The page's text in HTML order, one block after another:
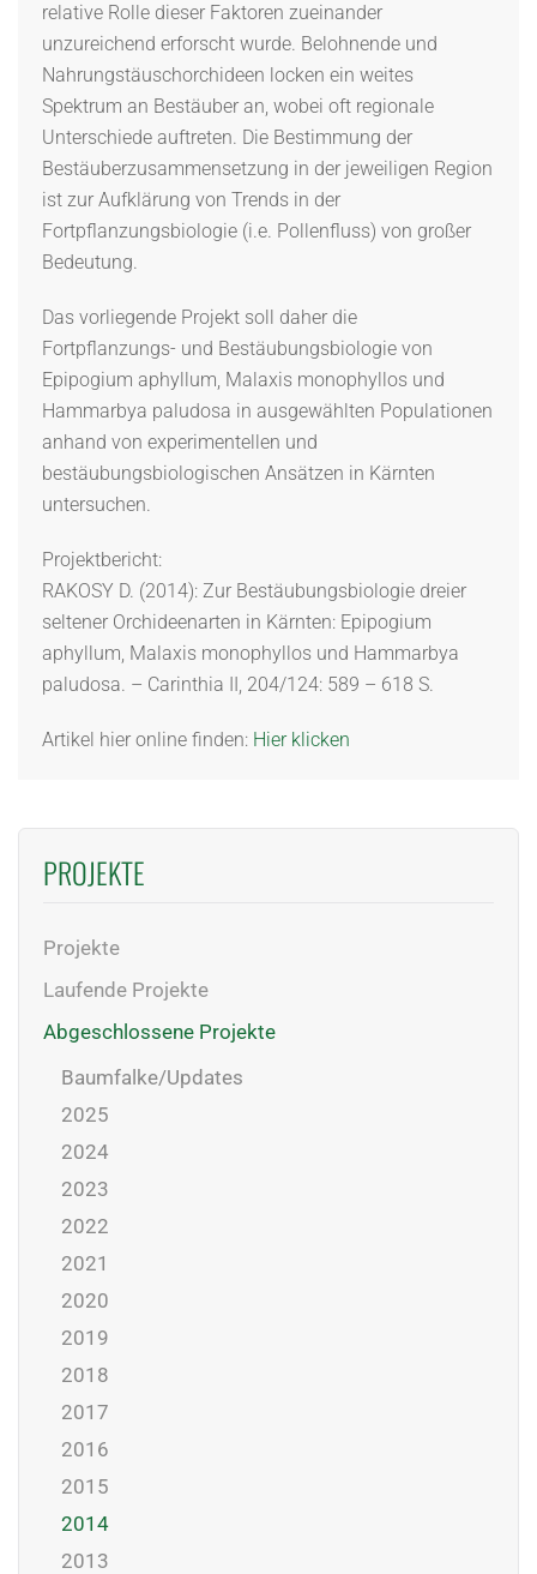
PROJEKTE
Projekte
Laufende Projekte
Abgeschlossene Projekte
Baumfalke/Updates
2025
2024
2023
2022
2021
2020
2019
2018
2017
2016
2015
2014
2013
relative Rolle dieser Faktoren zueinander
unzureichend erforscht wurde. Belohnende und
Nahrungstäuschorchideen locken ein weites
Spektrum an Bestäuber an, wobei oft regionale
Unterschiede auftreten. Die Bestimmung der
Bestäuberzusammensetzung in der jeweiligen Region
ist zur Aufklärung von Trends in der
Fortpflanzungsbiologie (i.e. Pollenfluss) von großer
Bedeutung.
Das vorliegende Projekt soll daher die
Fortpflanzungs- und Bestäubungsbiologie von
Epipogium aphyllum, Malaxis monophyllos und
Hammarbya paludosa in ausgewählten Populationen
anhand von experimentellen und
bestäubungsbiologischen Ansätzen in Kärnten
untersuchen.
Projektbericht:
RAKOSY D. (2014): Zur Bestäubungsbiologie dreier
seltener Orchideenarten in Kärnten: Epipogium
aphyllum, Malaxis monophyllos und Hammarbya
paludosa. – Carinthia II, 204/124: 589 – 618 S.
Artikel hier online finden: Hier klicken